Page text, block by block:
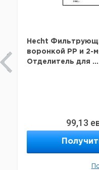
Hecht
воронкой PP и 2-
Отделитель для
99,13